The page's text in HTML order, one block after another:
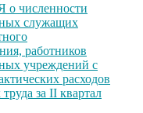
численности
служащих
работников
учреждений с
расходов
за II квартал